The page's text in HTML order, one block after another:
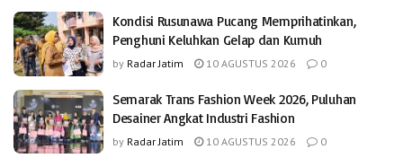
Kondisi Rusunawa Pucang Memprihatinkan,
Penghuni Keluhkan Gelap dan Kumuh
by Radar Jatim 10 AGUSTUS 2026 0
Semarak Trans Fashion Week 2026, Puluhan
Desainer Angkat Industri Fashion
by Radar Jatim 10 AGUSTUS 2026 0